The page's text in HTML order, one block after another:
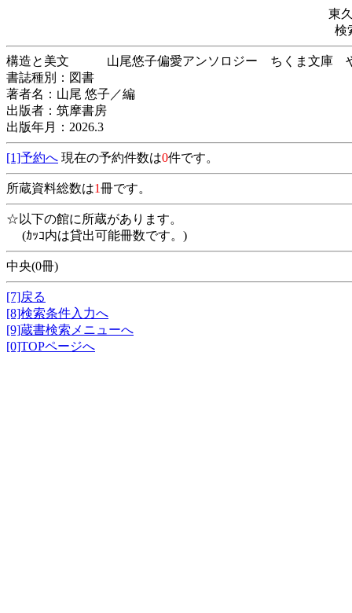
東
検
構造と美文 山尾悠子偏愛アンソロジー ちく
書誌種別：図書
著者名：山尾 悠子／編
出版者：筑摩書房
出版年月：2026.3
[1]予約へ 現在の予約件数は0件です。
所蔵資料総数は1冊です。
☆以下の館に所蔵があります。
(ｶｯｺ内は貸出可能冊数です。)
中央(0冊)
[7]戻る
[8]検索条件入力へ
[9]蔵書検索メニューへ
[0]TOPページへ